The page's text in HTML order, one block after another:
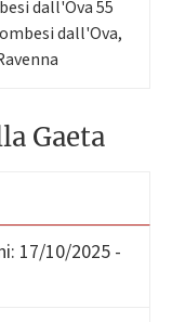
dall'Ova 55
dall'Ova,
Gaeta
17/10/2025 -